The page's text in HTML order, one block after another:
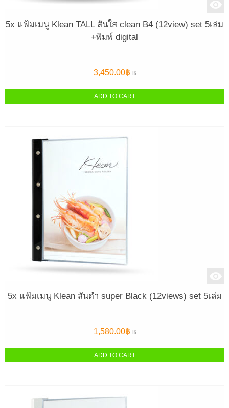
5x แฟ้มเมนู Klean TALL สันใส clean B4 (12view) set 5เล่ม
+พิมพ์ digital
3,450.00฿ ฿
ADD TO CART
5x แฟ้มเมนู Klean สันดำ super Black (12views) set 5เล่ม
1,580.00฿ ฿
ADD TO CART